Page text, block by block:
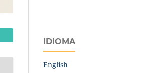
IDIOMA
English